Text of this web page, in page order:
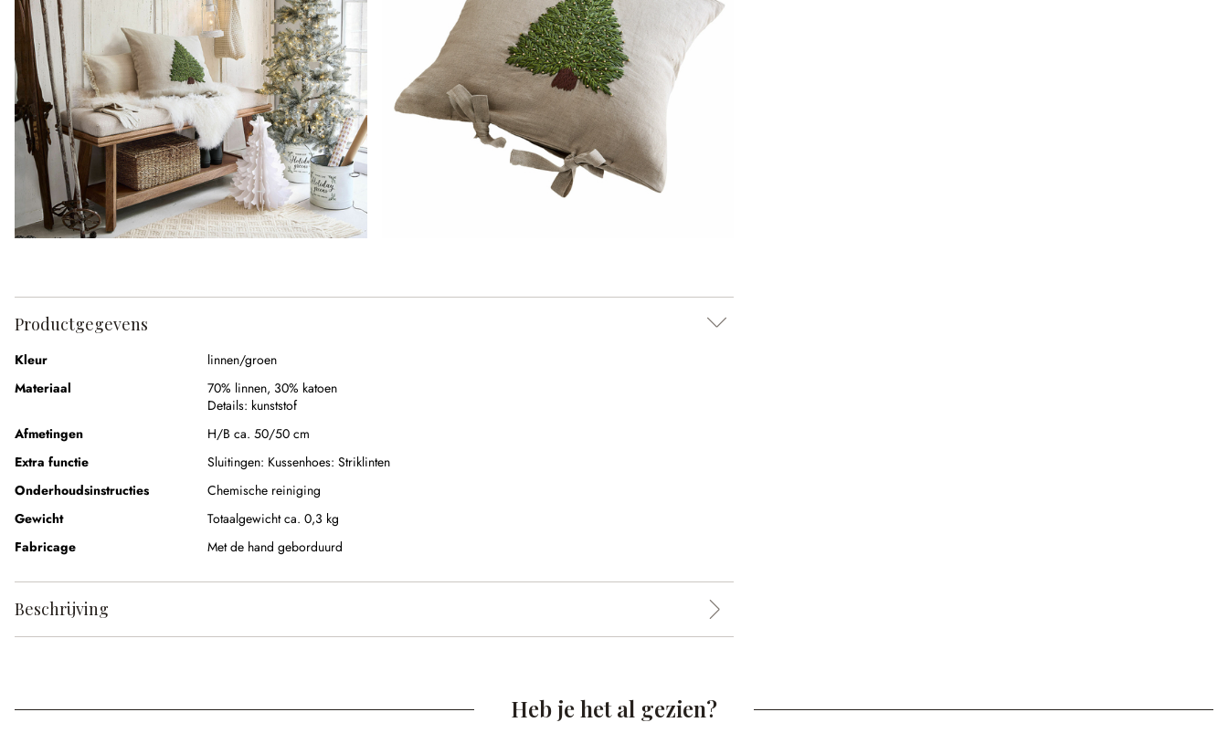
Productgegevens
Kleur
linnen/groen
Materiaal
70% linnen, 30% katoen
Details: kunststof
Afmetingen
H/B ca. 50/50 cm
Extra functie
Sluitingen: Kussenhoes: Striklinten
Onderhoudsinstructies
Chemische reiniging
Gewicht
Totaalgewicht ca. 0,3 kg
Fabricage
Met de hand geborduurd
Beschrijving
Heb je het al gezien?